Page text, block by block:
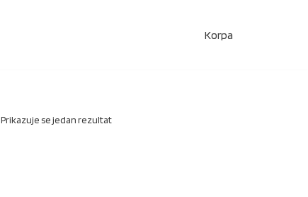
Korpa
Prikazuje se jedan rezultat